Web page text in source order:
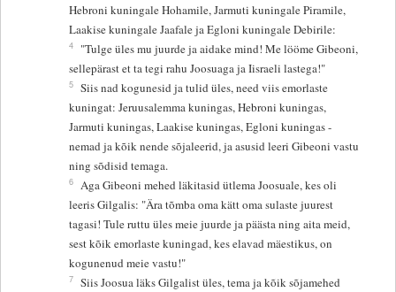
Hebroni kuningale Hohamile, Jarmuti kuningale Piramile,
Laakise kuningale Jaafale ja Egloni kuningale Debirile:
4
"Tulge üles mu juurde ja aidake mind! Me lööme Gibeoni,
sellepärast et ta tegi rahu Joosuaga ja Iisraeli lastega!"
5 Siis nad kogunesid ja tulid üles, need viis emorlaste
kuningat: Jeruusalemma kuningas, Hebroni kuningas,
Jarmuti kuningas, Laakise kuningas, Egloni kuningas -
nemad ja kõik nende sõjaleerid, ja asusid leeri Gibeoni vastu
ning sõdisid temaga.
6 Aga Gibeoni mehed läkitasid ütlema Joosuale, kes oli
leeris Gilgalis: "Ära tõmba oma kätt oma sulaste juurest
tagasi! Tule ruttu üles meie juurde ja päästa ning aita meid,
sest kõik emorlaste kuningad, kes elavad mäestikus, on
kogunenud meie vastu!"
7 Siis Joosua läks Gilgalist üles, tema ja kõik sõjamehed